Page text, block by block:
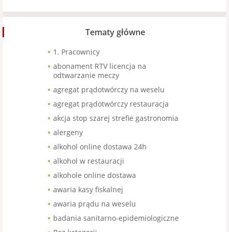
Tematy główne
1. Pracownicy
abonament RTV licencja na
odtwarzanie meczy
agregat prądotwórczy na weselu
agregat prądotwórczy restauracja
akcja stop szarej strefie gastronomia
alergeny
alkohol online dostawa 24h
alkohol w restauracji
alkohole online dostawa
awaria kasy fiskalnej
awaria prądu na weselu
badania sanitarno-epidemiologiczne